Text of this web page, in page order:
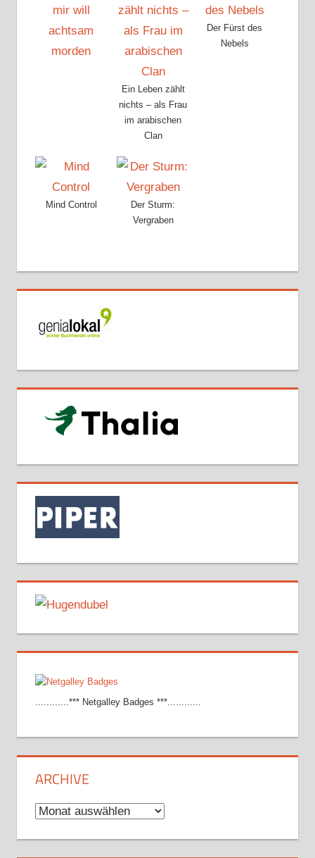
Ein Leben zählt
nichts – als Frau
im arabischen
Clan
Der Fürst des
Nebels
Mind Control
Der Sturm:
Vergraben
............*** Netgalley Badges ***............
ARCHIVE
Archive